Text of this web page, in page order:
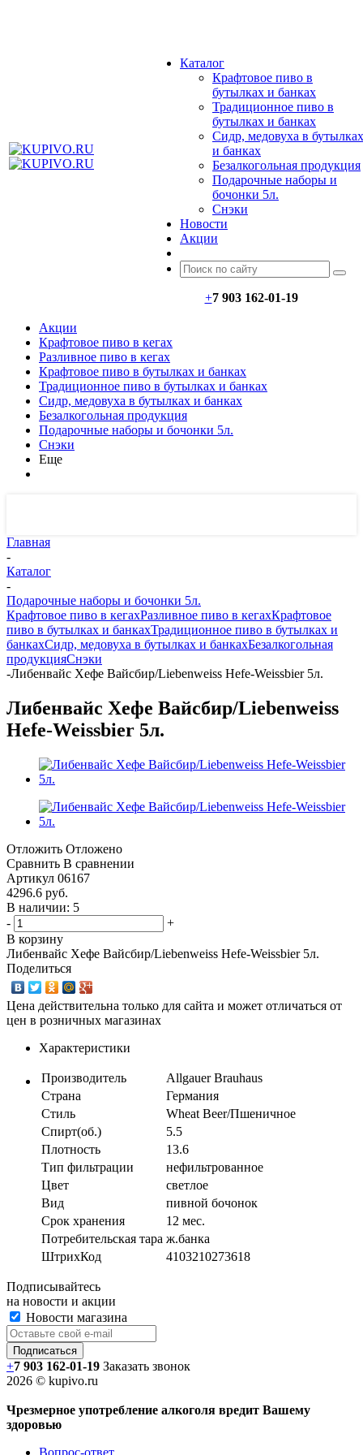
Каталог
Крафтовое пиво в
бутылках и банках
Традиционное пиво в
бутылках и банках
Сидр, медовуха в бутылках
и банках
Безалкогольная продукция
Подарочные наборы и
бочонки 5л.
Снэки
Новости
Акции
+7 903 162-01-19
Акции
Крафтовое пиво в кегах
Разливное пиво в кегах
Крафтовое пиво в бутылках и банках
Традиционное пиво в бутылках и банках
Сидр, медовуха в бутылках и банках
Безалкогольная продукция
Подарочные наборы и бочонки 5л.
Снэки
Еще
Главная
-
Каталог
-
Подарочные наборы и бочонки 5л.
Крафтовое пиво в кегахРазливное пиво в кегахКрафтовое
пиво в бутылках и банкахТрадиционное пиво в бутылках и
банкахСидр, медовуха в бутылках и банкахБезалкогольная
продукцияСнэки
-Либенвайс Хефе Вайсбир/Liebenweiss Hefe-Weissbier 5л.
Либенвайс Хефе Вайсбир/Liebenweiss
Hefe-Weissbier 5л.
Отложить Отложено
Сравнить В сравнении
Артикул 06167
4296.6 руб.
В наличии: 5
-
+
В корзину
Либенвайс Хефе Вайсбир/Liebenweiss Hefe-Weissbier 5л.
Поделиться
Цена действительна только для сайта и может отличаться от
цен в розничных магазинах
Характеристики
Производитель
Allgauer Brauhaus
Страна
Германия
Стиль
Wheat Beer/Пшеничное
Спирт(об.)
5.5
Плотность
13.6
Тип фильтрации
нефильтрованное
Цвет
светлое
Вид
пивной бочонок
Срок хранения
12 мес.
Потребительская тара ж.банка
ШтрихКод
4103210273618
Подписывайтесь
на новости и акции
Новости магазина
+7 903 162-01-19 Заказать звонок
2026 © kupivo.ru
Чрезмерное употребление алкоголя вредит Вашему
здоровью
Вопрос-ответ